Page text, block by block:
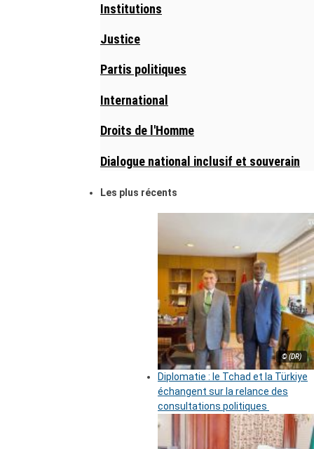
Institutions
Justice
Partis politiques
International
Droits de l'Homme
Dialogue national inclusif et souverain
Les plus récents
© (DR)
Diplomatie : le Tchad et la Türkiye
échangent sur la relance des
consultations politiques